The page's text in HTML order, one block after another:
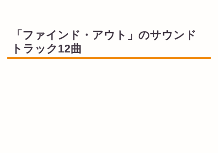
「ファインド・アウト」のサウンド
トラック12曲